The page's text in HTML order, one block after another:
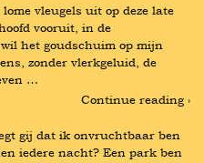
vleugels uit op deze late
vooruit, in de
het goudschuim op mijn
zonder vlerkgeluid, de
…
Continue reading ›
gij dat ik onvruchtbaar ben
iedere nacht? Een park ben